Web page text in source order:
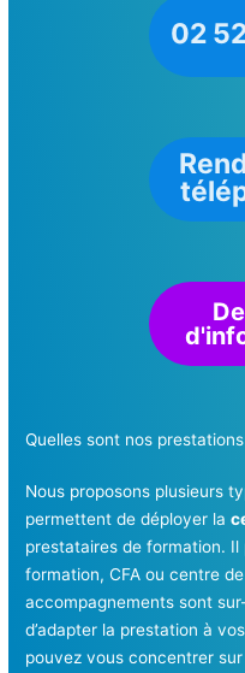
02
Quelles sont nos
Nous proposons plusieurs
permettent de déployer la
prestataires de formation. Il
formation, CFA ou centre
accompagnements sont
d’adapter la prestation à
pouvez vous concentrer